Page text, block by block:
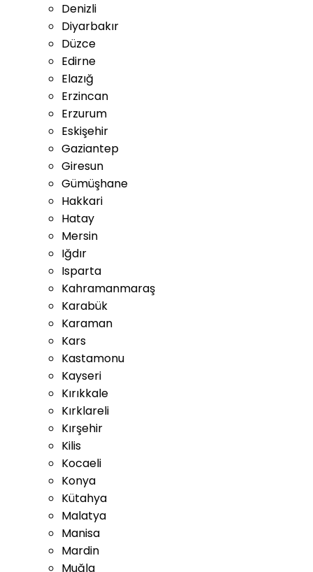
Denizli
Diyarbakır
Düzce
Edirne
Elazığ
Erzincan
Erzurum
Eskişehir
Gaziantep
Giresun
Gümüşhane
Hakkari
Hatay
Mersin
Iğdır
Isparta
Kahramanmaraş
Karabük
Karaman
Kars
Kastamonu
Kayseri
Kırıkkale
Kırklareli
Kırşehir
Kilis
Kocaeli
Konya
Kütahya
Malatya
Manisa
Mardin
Muğla